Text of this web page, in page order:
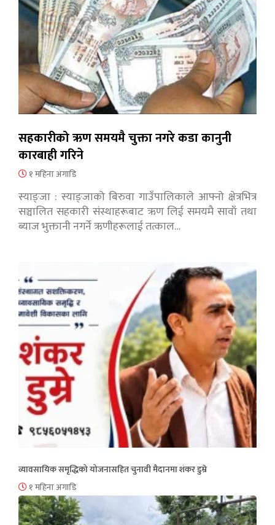
सहकारीको ऋण समयमै चुक्ता नगरे कडा कानुनी
कारबाही गरिने
१ महिना अगाडि
स्याङ्जा : स्याङ्जाको बिरुवा गाउँपालिकाले आफ्नो क्षेत्रभित्र
सञ्चालित सहकारी संस्थाहरूबाट ऋण लिई समयमै सावाँ तथा
ब्याज भुक्तानी नगर्ने ऋणीहरूलाई तत्काल…
व्यावसायिक समृद्धिको योजनासहित चुनावी मैदानमा शंकर डुम्रे
१ महिना अगाडि